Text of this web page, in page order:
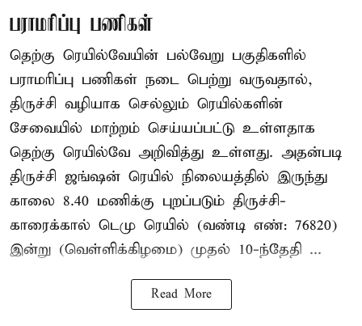
பராமரிப்பு பணிகள்
தெற்கு ரெயில்வேயின் பல்வேறு பகுதிகளில்
பராமரிப்பு பணிகள் நடை பெற்று வருவதால்,
திருச்சி வழியாக செல்லும் ரெயில்களின்
சேவையில் மாற்றம் செய்யப்பட்டு உள்ளதாக
தெற்கு ரெயில்வே அறிவித்து உள்ளது. அதன்படி
திருச்சி ஜங்ஷன் ரெயில் நிலையத்தில் இருந்து
காலை 8.40 மணிக்கு புறப்படும் திருச்சி-
காரைக்கால் டெமு ரெயில் (வண்டி எண்: 76820)
இன்று (வெள்ளிக்கிழமை) முதல் 10-ந்தேதி ...
Read More